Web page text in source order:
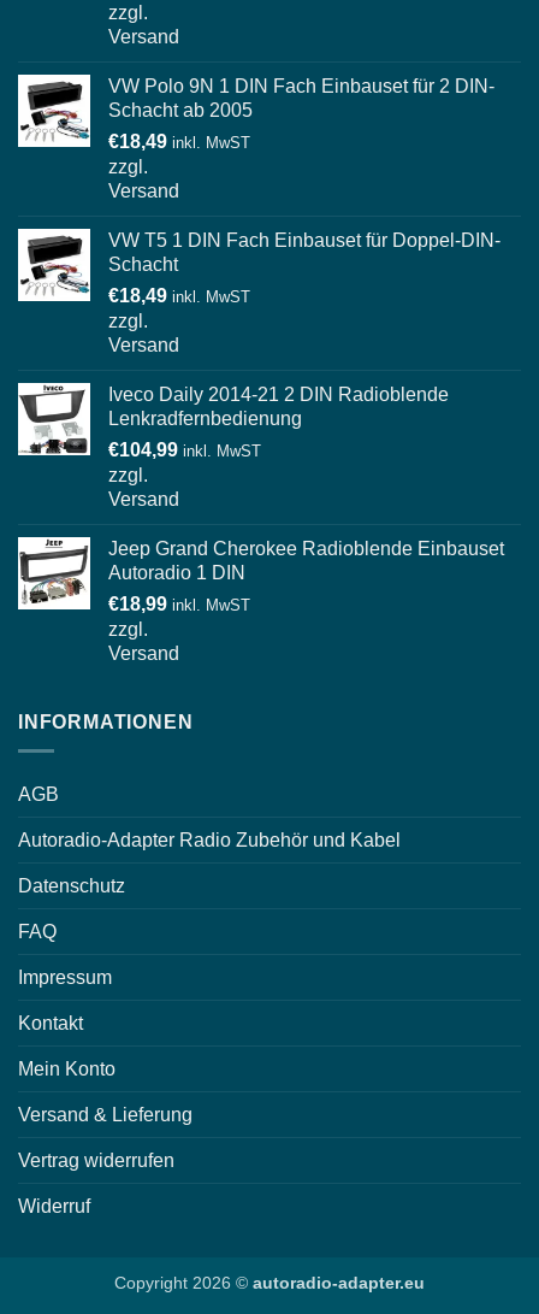
zzgl.
Versand
VW Polo 9N 1 DIN Fach Einbauset für 2 DIN-
Schacht ab 2005
€18,49 inkl. MwST
zzgl.
Versand
VW T5 1 DIN Fach Einbauset für Doppel-DIN-
Schacht
€18,49 inkl. MwST
zzgl.
Versand
Iveco Daily 2014-21 2 DIN Radioblende
Lenkradfernbedienung
€104,99 inkl. MwST
zzgl.
Versand
Jeep Grand Cherokee Radioblende Einbauset
Autoradio 1 DIN
€18,99 inkl. MwST
zzgl.
Versand
INFORMATIONEN
AGB
Autoradio-Adapter Radio Zubehör und Kabel
Datenschutz
FAQ
Impressum
Kontakt
Mein Konto
Versand & Lieferung
Vertrag widerrufen
Widerruf
Copyright 2026 © autoradio-adapter.eu